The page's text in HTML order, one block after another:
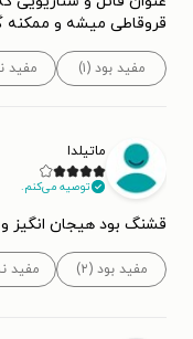
قروقاطی میشه و ممکنه
مفید بود (۱) مفید
ماتیلدا
توصیه می‌کنم.
قشنگ بود هیجان انگیز
مفید بود (۲) مفید